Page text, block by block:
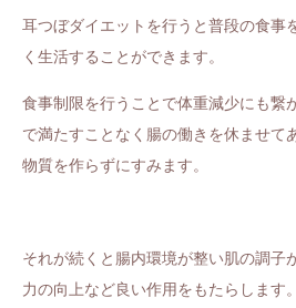
耳つぼダイエットを行うと普段の食事
く生活することができます。
食事制限を行うことで体重減少にも繋
で満たすことなく腸の働きを休ませて
物質を作らずにすみます。
それが続くと腸内環境が整い肌の調子
力の向上など良い作用をもたらします。